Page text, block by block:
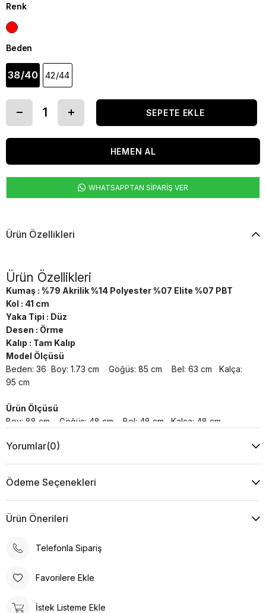
Renk
Beden
38/40 42/44
WHATSAPPTAN SİPARİŞ VER
Ürün Özellikleri
Ürün Özellikleri
Kumaş : %79 Akrilik %14 Polyester %07 Elite %07 PBT
Kol : 41 cm
Yaka Tipi : Düz
Desen : Örme
Kalıp : Tam Kalıp
Model Ölçüsü
Beden: 36 Boy: 1.73 cm Göğüs: 85 cm Bel: 63 cm Kalça:
95 cm
Ürün Ölçüsü
Boy: 88 cm Göğüs: 48 cm Bel: 48 cm Kalça: 48 cm
Yıkama Talimatı :
Kuru Temizleme , Trikloretilen Ayırıçısıyla Az Çözücü
Kullanınız
Düşük Isıda Ütüleme Yapınız
Yorumlar(0)
Ödeme Seçenekleri
Ürün Önerileri
Telefonla Sipariş
Favorilere Ekle
İstek Listeme Ekle